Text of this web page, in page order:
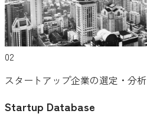
02
スタートアップ企業の選定・分析
Startup Database